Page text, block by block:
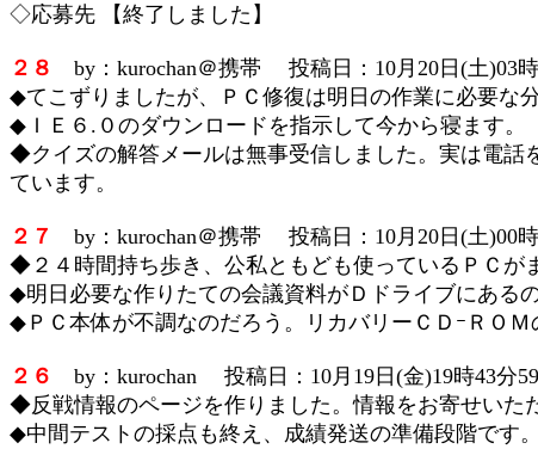
◇応募先 【終了しました】
２８
by：kurochan＠携帯 投稿日：10月20日(土)03
◆てこずりましたが、ＰＣ修復は明日の作業に必要な
◆ＩＥ６.０のダウンロードを指示して今から寝ます。
◆クイズの解答メールは無事受信しました。実は電話
ています。
２７
by：kurochan＠携帯 投稿日：10月20日(土)00
◆２４時間持ち歩き、公私ともども使っているＰＣが
◆明日必要な作りたての会議資料がＤドライブにあるの
◆ＰＣ本体が不調なのだろう。リカバリーＣＤｰＲＯ
２６
by：kurochan 投稿日：10月19日(金)19時43分
◆反戦情報のページを作りました。情報をお寄せいた
◆中間テストの採点も終え、成績発送の準備段階です